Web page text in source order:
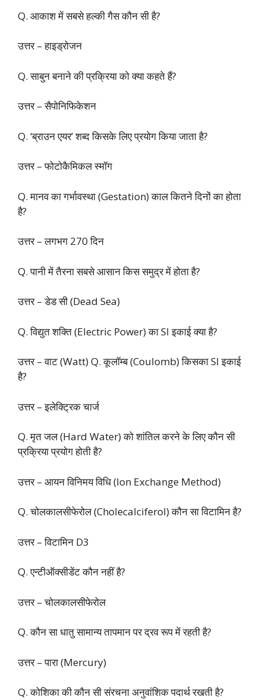
Q. आकाश में सबसे हल्की गैस कौन सी है?
उत्तर – हाइड्रोजन
Q. साबुन बनाने की प्रक्रिया को क्या कहते हैं?
उत्तर – सैपोनिफिकेशन
Q. ‘ब्राउन एयर’ शब्द किसके लिए प्रयोग किया जाता है?
उत्तर – फोटोकैमिकल स्मॉग
Q. मानव का गर्भावस्था (Gestation) काल कितने दिनों का होता
है?
उत्तर – लगभग 270 दिन
Q. पानी में तैरना सबसे आसान किस समुद्र में होता है?
उत्तर – डेड सी (Dead Sea)
Q. विद्युत शक्ति (Electric Power) का SI इकाई क्या है?
उत्तर – वाट (Watt) Q. कूलॉम्ब (Coulomb) किसका SI इकाई
है?
उत्तर – इलेक्ट्रिक चार्ज
Q. मृत जल (Hard Water) को शांतिल करने के लिए कौन सी
प्रक्रिया प्रयोग होती है?
उत्तर – आयन विनिमय विधि (Ion Exchange Method)
Q. चोलकालसीफेरोल (Cholecalciferol) कौन सा विटामिन है?
उत्तर – विटामिन D3
Q. एन्टीऑक्सीडेंट कौन नहीं है?
उत्तर – चोलकालसीफेरोल
Q. कौन सा धातु सामान्य तापमान पर द्रव रूप में रहती है?
उत्तर – पारा (Mercury)
Q. कोशिका की कौन सी संरचना अनुवांशिक पदार्थ रखती है?